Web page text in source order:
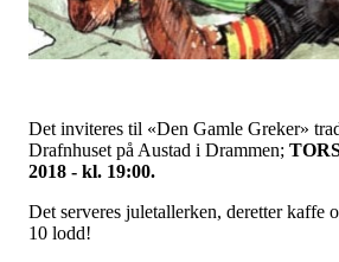
Det inviteres til «Den Gamle Greker»
Drafnhuset på Austad i Drammen;
2018 - kl. 19:00.
Det serveres juletallerken, deretter kaffe
10 lodd!